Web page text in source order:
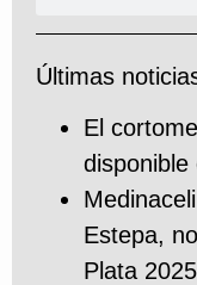
Últimas
El
disponible
Estepa,
Plata 2025